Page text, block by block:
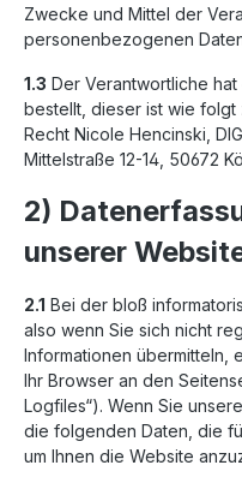
Zwecke und Mittel der
personenbezogenen
1.3 Der Verantwortliche
bestellt, dieser ist wie folgt
Recht Nicole Hencinski,
Mittelstraße 12-14, 50672
2)
unserer
2.1 Bei der bloß
also wenn Sie sich nicht
Informationen übermitteln,
Ihr Browser an den
Logfiles“). Wenn Sie
die folgenden Daten, die
um Ihnen die Website